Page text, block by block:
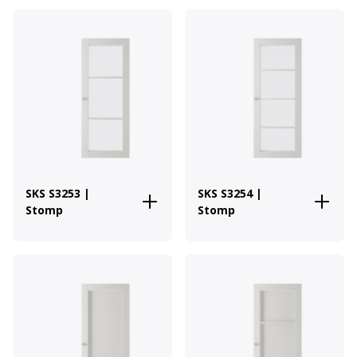
SKS S3253 |
Stomp
SKS S3254 |
Stomp